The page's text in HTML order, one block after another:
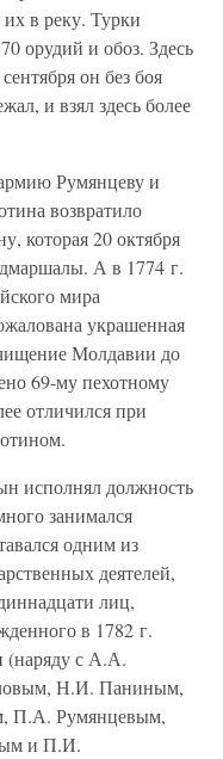
в реку. Турки
орудий и обоз. Здесь
он без боя
и взял здесь более
Румянцеву и
возвратило
которая 20 октября
А в 1774 г.
мира
украшенная
Молдавии до
69-му пехотному
отличился при
исполнял должность
занимался
одним из
деятелей,
лиц,
в 1782 г.
(наряду с А.А.
Н.И. Паниным,
П.А. Румянцевым,
и П.И.